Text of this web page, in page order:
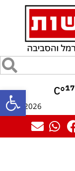
פתח 17
°C
07/08/2026